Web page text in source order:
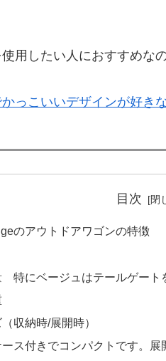
用したい人におすすめな
っこいいデザインが好き
目次
のアウトドアワゴンの特徴
特にベージュはテールゲート
（収納時/展開時）
ス付きでコンパクトです。展